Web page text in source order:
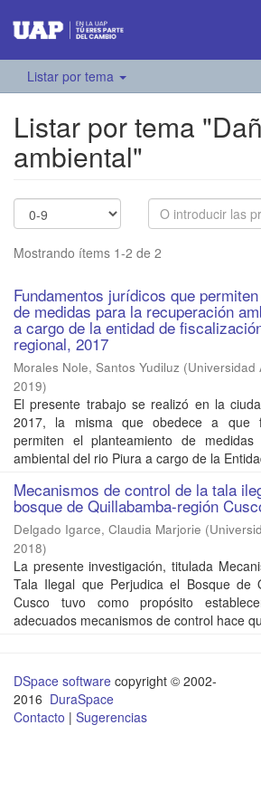
Listar por tema
Listar por tema
ambiental"
Mostrando ítems 1-2 de 2
Fundamentos jurídicos que
de medidas para la recuperación
a cargo de la entidad de
regional, 2017
Morales Nole, Santos Yudiluz (Universidad
2019)
El presente trabajo se realizó en la
2017, la misma que obedece a que
permiten el planteamiento de
ambiental del rio Piura a cargo de la
Mecanismos de control de la tala
bosque de Quillabamba-región
Delgado Igarce, Claudia Marjorie (
2018)
La presente investigación, titulada
Tala Ilegal que Perjudica el Bosque de
Cusco tuvo como propósito
adecuados mecanismos de control hace
DSpace software copyright © 2002-
2016 DuraSpace
Contacto | Sugerencias